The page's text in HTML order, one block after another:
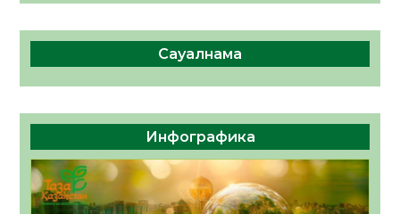
Сауалнама
Инфографика